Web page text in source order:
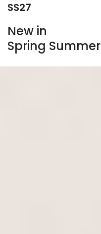
SS27
New in
Spring Summer